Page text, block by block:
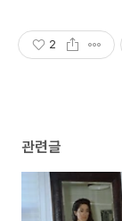
2
관련글